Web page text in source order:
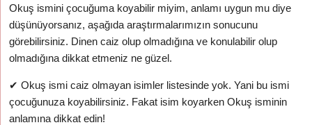
Okuş ismini çocuğuma koyabilir miyim, anlamı uygun mu diye
düşünüyorsanız, aşağıda araştırmalarımızın sonucunu
görebilirsiniz. Dinen caiz olup olmadığına ve konulabilir olup
olmadığına dikkat etmeniz ne güzel.
✔ Okuş ismi caiz olmayan isimler listesinde yok. Yani bu ismi
çocuğunuza koyabilirsiniz. Fakat isim koyarken Okuş isminin
anlamına dikkat edin!